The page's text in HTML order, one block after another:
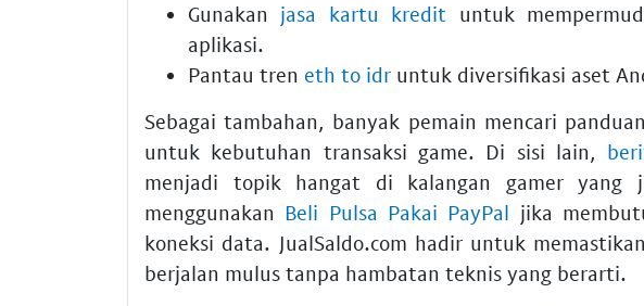
Gunakan jasa kartu kredit untuk
aplikasi.
Pantau tren eth to idr untuk diversifikasi aset
Sebagai tambahan, banyak pemain mencari
untuk kebutuhan transaksi game. Di sisi lain,
menjadi topik hangat di kalangan gamer yang
menggunakan Beli Pulsa Pakai PayPal jika
koneksi data. JualSaldo.com hadir untuk
berjalan mulus tanpa hambatan teknis yang berarti.